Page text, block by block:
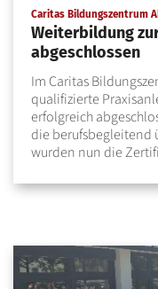
Caritas Bildungszentrum
Weiterbildung
abgeschlossen
Im Caritas
qualifizierte
erfolgreich
die berufsbegleitend
wurden nun die